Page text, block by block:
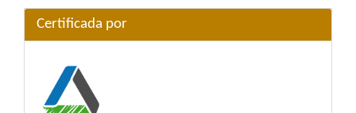
Certificada por